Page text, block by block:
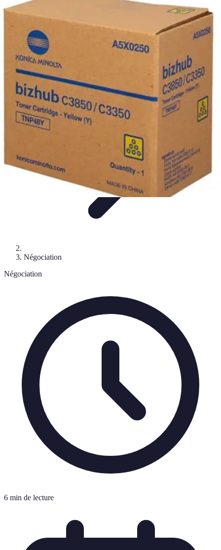
Trucs pour Gagner
Loisirs créatifs
personnelle
Développement personnel
Trucs pour Gagner
Négociation
Négociation
6 min de lecture